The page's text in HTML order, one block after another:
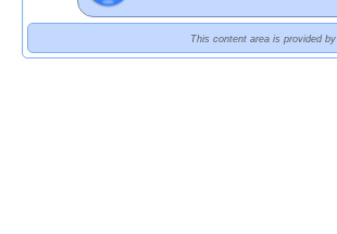
This content area is provided by